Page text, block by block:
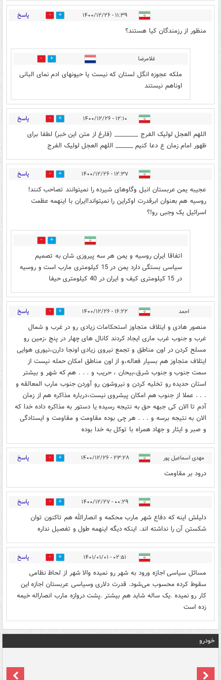
۱۱:۳۹ - ۱۴۰۰/۱۲/۲۶ 1 پاسخ
منظور از رزمندگان کیا هستند؟
غلامرضا 3
ملکه عجوزه انگل لستان که نیست یا حیونهای ادم نمای البانی
اوناهم نیستند
۱۲:۱۰ - ۱۴۰۰/۱۲/۲۶ 4 پاسخ
اللهم العجل لولیک الفرج ________ (فارغ از متن این خبر) لطفا برای
ظهور امام زمان ع دعا کنیم ______ اللهم العجل لولیک الفرج
۱۲:۳۷ - ۱۴۰۰/۱۲/۲۶ 0 پاسخ
عجیبه یمن عربستان انبل وگاوهای شیرده را نمیتوانند تصاحب کنند!
روسیه هم بعنوان ابرقدرت اوکراین را نمیتواند!ایران با اینهمه عظمت
اسرائیل یک وجبی رو!؟
2
اتفاقا ایران روسیه و یمن هر سه پیروزی شان به تصمیم
سیاسی بستگی دارد یمن در 15 کیلومتری مارب است و روسیه
در 15 کیلومتری کیف و ایران در 40 کیلومتری حیفا
احمد ۱۶:۲۲ - ۱۴۰۰/۱۲/۲۶ 1 پاسخ
منصور هادی و ایتلاف متجاوز استحکامات زیادی رو در غرب و شمال
غرب و جنوب غرب ماری ایجاد کردند کانال های چهار در پنج ،زمین رو
مسلح کردن در اون مناطق و تجمع نیروی زیادی اونجا دارن،نیوری هوایی
ایتلاف متجاوز هم بسیار فعاله،و از اون مناطق امکان حمله نیست از
سمت جنوب و جنوب شرق،بیحان ، حریب و . . . هم که شهر و بیشتر
استان حدیده رو تخلیه کردن و نیروشون رو آوردن جنوب مارب المعالقه و
. . . عملا از جنوب هم امکان پیشروی نیست،درباره مذاکره هم از زمان
آدم تا الان کی جبهه حق به نتیجه رسیده یا دستور به مذاکره داده خدا که
الان به نتیجه برسه و . . . هر چی بوده مقاومت و مقاومت و ایستادگی
و صبر و ایثار و جهاد همراه با توکل به خدا بوده
مهدی اسماعیل پور ۲۳:۲۸ - ۱۴۰۰/۱۲/۲۶ 2 پاسخ
درود بر مقاومت
۰۰:۲۹ - ۱۴۰۰/۱۲/۲۷ 0 پاسخ
دلیلش اینه که دفاع شهر مارب محکمه و انصارالله هم تاکنون توان
شکستن آن را نداشته اند. اینکه دیگه اینهمه طول و تفصیل نداره
۰۲:۵۱ - ۱۴۰۱/۰۱/۰۱ 0 پاسخ
مسائل سیاسی اجازه ورود به شهر رو نمیده والا شهر از لحاظ نظامی
سقوط کرده محسوب می‌شود. قدرت دلاری وسیاسی عربستان اجازه این
کار رو نمیده .یک ساله شاید هم بیشتر .پشت دروازه مارب انصاراله خیمه
زده است
خودرو